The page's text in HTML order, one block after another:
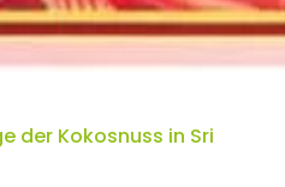
der Kokosnuss in Sri